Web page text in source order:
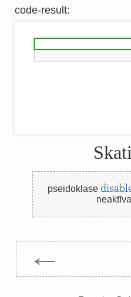
code-result:
pseidoklase
←